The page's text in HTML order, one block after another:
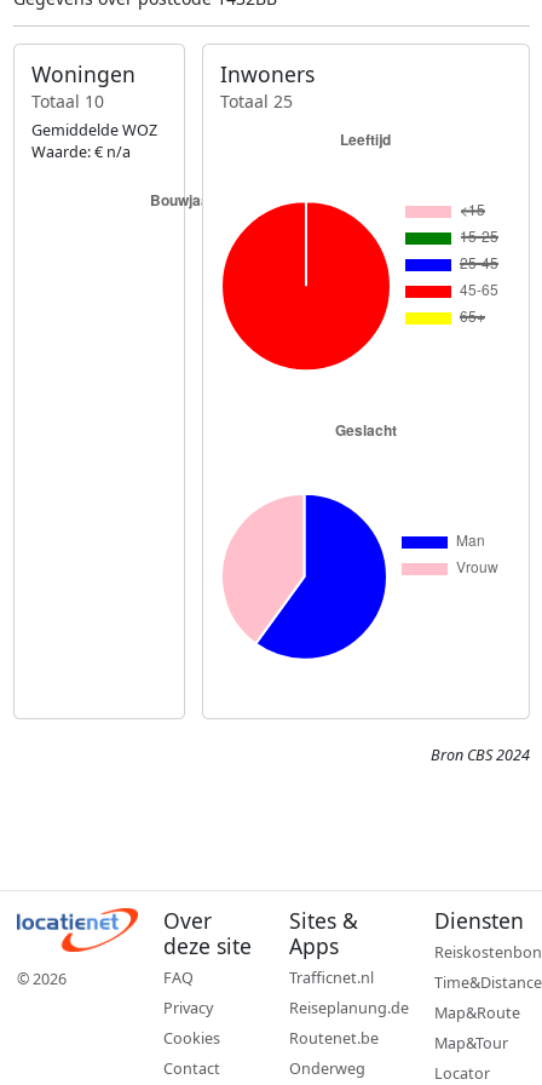
Woningen
Totaal 10
Gemiddelde WOZ
Waarde: € n/a
Inwoners
Totaal 25
Bron CBS 2024
© 2026
Over
deze site
FAQ
Privacy
Cookies
Contact
Sites &
Apps
Trafficnet.nl
Reiseplanung.de
Routenet.be
Onderweg
Diensten
Reiskostenbon
Time&Distance
Map&Route
Map&Tour
Locator